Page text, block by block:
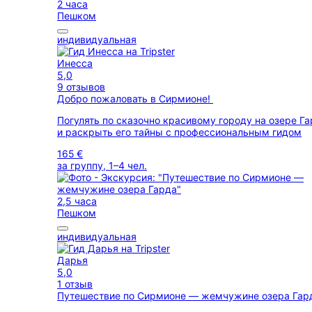
2 часа
Пешком
индивидуальная
Инесса
5,0
9 отзывов
Добро пожаловать в Сирмионе!
Погулять по сказочно красивому городу на озере
и раскрыть его тайны с профессиональным гидом
165 €
за группу, 1–4 чел.
2,5 часа
Пешком
индивидуальная
Дарья
5,0
1 отзыв
Путешествие по Сирмионе — жемчужине озера